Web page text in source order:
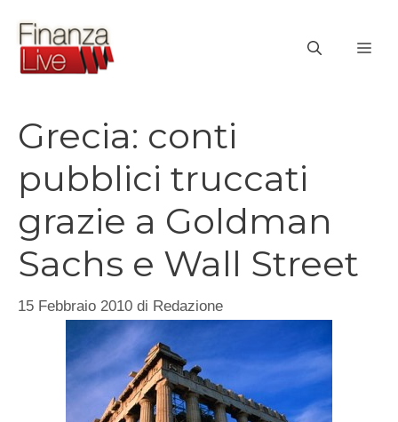
contenuto
Grecia: conti
pubblici truccati
grazie a Goldman
Sachs e Wall Street
15 Febbraio 2010 di Redazione